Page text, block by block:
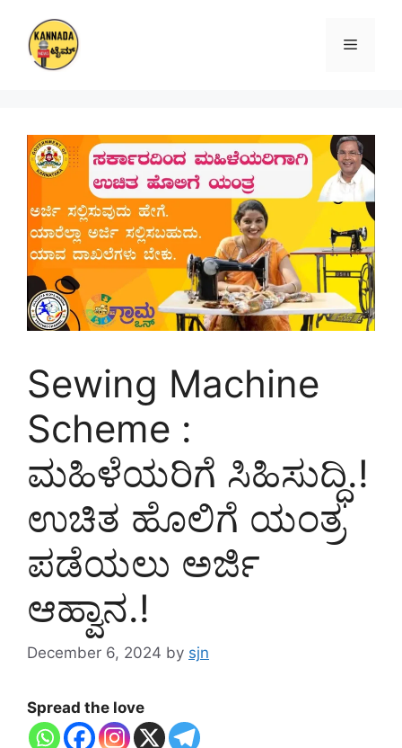
content
Menu
Sewing Machine
Scheme :
ಮಹಿಳೆಯರಿಗೆ ಸಿಹಿಸುದ್ಧಿ.!
ಉಚಿತ ಹೊಲಿಗೆ ಯಂತ್ರ
ಪಡೆಯಲು ಅರ್ಜಿ
ಆಹ್ವಾನ.!
December 6, 2024 by sjn
Spread the love